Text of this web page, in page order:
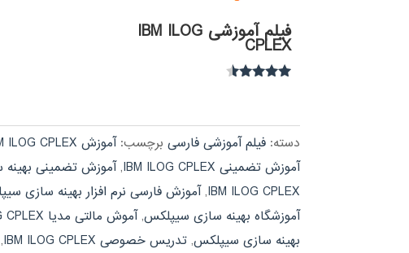
فیلم آموزشی IBM ILOG
CPLEX
دسته:فیلم آموزشی فارسی برچسب:آموزش IBM ILOG CPLEX
آموزش تضمینی IBM ILOG CPLEX
,آموزش تضمینی
IBM ILOG CPLEX
,آموزش فارسی نرم افزار بهینه سازی
آموزشگاه بهینه سازی سیپلکس,آموش مالتی مدیا IBM ILOG CPLEX
بهینه سازی سیپلکس,تدریس خصوصی IBM ILOG CPLEX